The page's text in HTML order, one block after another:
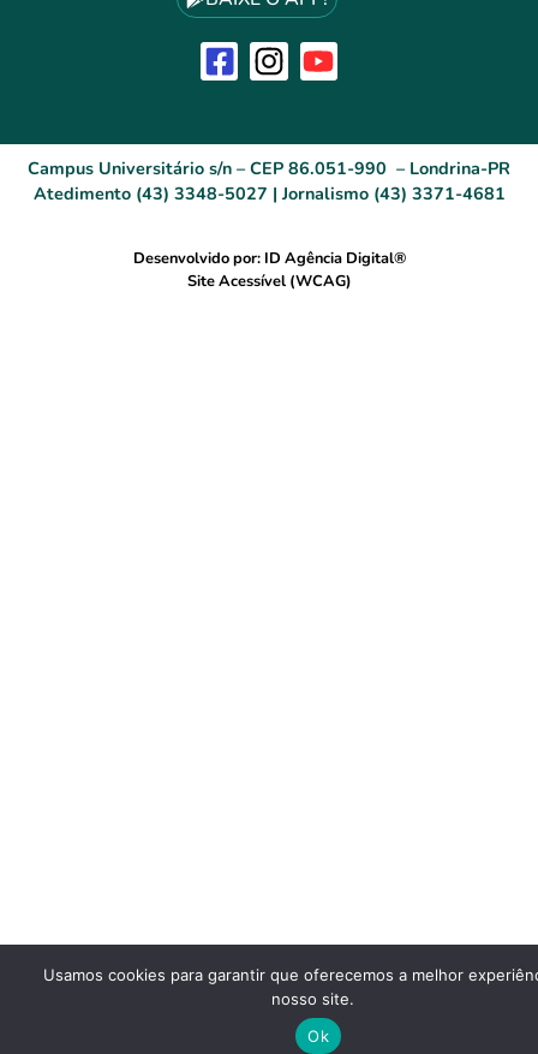
Campus Universitário s/n – CEP 86.051-990 – Londrina-PR
Atedimento (43) 3348-5027 | Jornalismo (43) 3371-4681
Desenvolvido por: ID Agência Digital®
Site Acessível (WCAG)
Usamos cookies para garantir que oferecemos a melhor
nosso site.
Ok